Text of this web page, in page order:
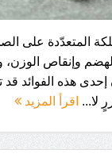
المتعدّدة على
وإنقاص الوزن،
هذه الفوائد
لا... اقرأ المزيد